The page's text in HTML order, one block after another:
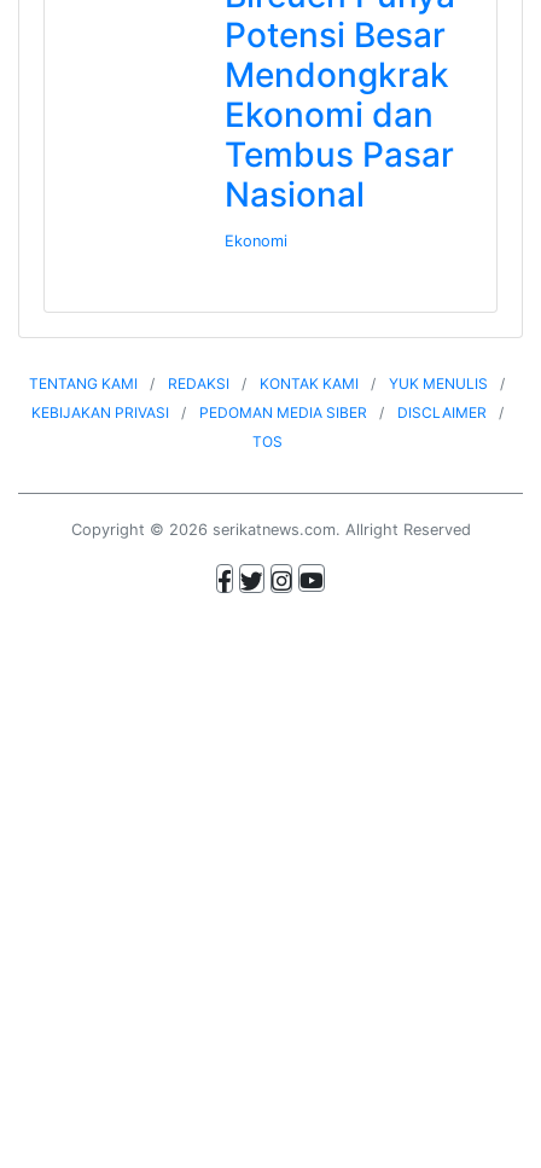
Potensi Besar
Mendongkrak
Ekonomi dan
Tembus Pasar
Nasional
Ekonomi
TENTANG KAMI REDAKSI KONTAK KAMI
YUK MENULIS
KEBIJAKAN PRIVASI
PEDOMAN MEDIA SIBER
DISCLAIMER
TOS
Copyright © 2026 serikatnews.com. Allright Reserved